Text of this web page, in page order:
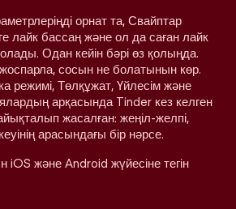
орнат та, Свайптар
лайк бассаң және ол да саған лайк
Одан кейін бәрі өз қолыңда.
сосын не болатынын көр.
режимі, Төлқұжат, Үйлесім және
арқасында Tinder кез келген
жасалған: жеңіл-желпі,
арасындағы бір нәрсе.
iOS және Android жүйесіне тегін